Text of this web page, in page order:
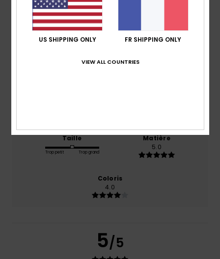
Note moyenne
5.0/5
1 avis vérifiésdepuis juillet 2026
Taille
Trop petit Trop grand
Matière
5.0
Coloris
4.0
5/5
US SHIPPING ONLY FR SHIPPING ONLY
VIEW ALL COUNTRIES